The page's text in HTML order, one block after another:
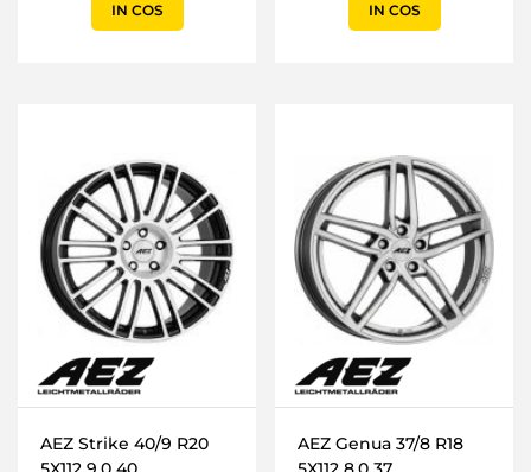
IN COS IN COS
AEZ Strike 40/9 R20
AEZ Genua 37/8 R18